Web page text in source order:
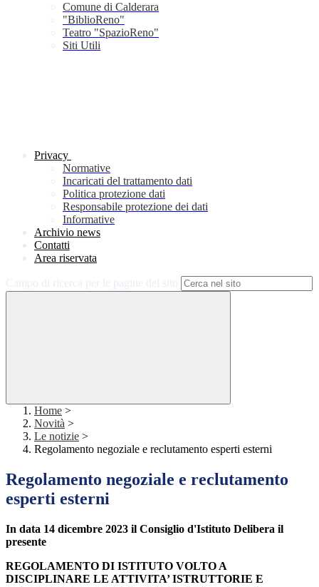
Comune di Calderara
"BiblioReno"
Teatro "SpazioReno"
Siti Utili
Privacy
Normative
Incaricati del trattamento dati
Politica protezione dati
Responsabile protezione dei dati
Informative
Archivio news
Contatti
Area riservata
Home >
Novità >
Le notizie >
Regolamento negoziale e reclutamento esperti esterni
Regolamento negoziale e reclutamento
esperti esterni
In data 14 dicembre 2023 il Consiglio d'Istituto Delibera il
presente
REGOLAMENTO DI ISTITUTO VOLTO A
DISCIPLINARE LE ATTIVITA’ ISTRUTTORIE E